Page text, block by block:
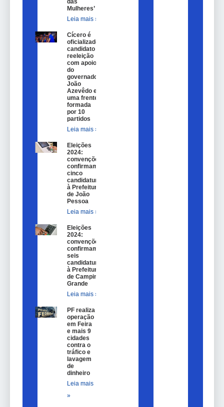
das
Mulheres’
Leia mais »
Cícero é
oficializado
candidato a
reeleição
com apoio
do
governador
João
Azevêdo e
uma frente
formada
por 10
partidos
Leia mais »
Eleições
2024:
convenções
confirmam
cinco
candidaturas
à Prefeitura
de João
Pessoa
Leia mais »
Eleições
2024:
convenções
confirmam
seis
candidaturas
à Prefeitura
de Campina
Grande
Leia mais »
PF realiza
operação
em Feira
e mais 9
cidades
contra o
tráfico e
lavagem
de
dinheiro
Leia mais
»